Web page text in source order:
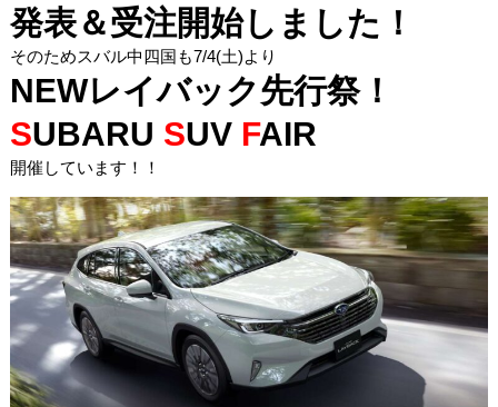
発表＆受注開始しました！
そのためスバル中四国も7/4(土)より
NEWレイバック先行祭！
SUBARU SUV FAIR
開催しています！！